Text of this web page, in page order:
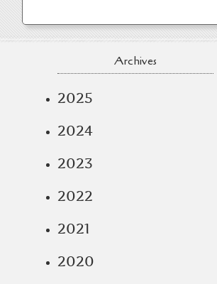
Archives
2025
2024
2023
2022
2021
2020